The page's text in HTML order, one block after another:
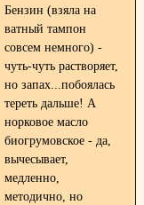
Бензин (взяла на
ватный тампон
совсем немного) -
чуть-чуть растворяет,
но запах...побоялась
тереть дальше! А
норковое масло
биогрумовское - да,
вычесывает,
медленно,
методично, но